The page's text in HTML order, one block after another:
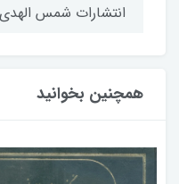
انتشارات شمس الهدی
همچنین بخوانید